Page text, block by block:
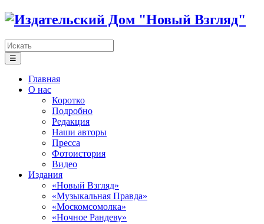
☰
Главная
О нас
Коротко
Подробно
Редакция
Наши авторы
Пресса
Фотоистория
Видео
Издания
«Новый Взгляд»
«Музыкальная Правда»
«Москомсомолка»
«Ночное Рандеву»